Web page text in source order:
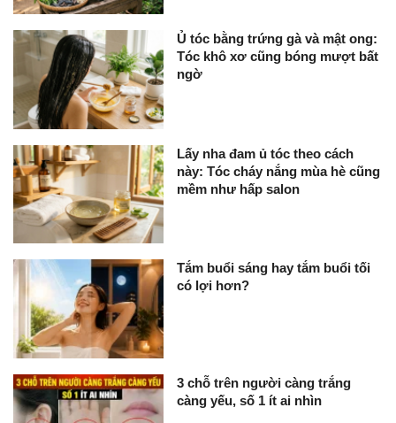
Ủ tóc bằng trứng gà và mật ong:
Tóc khô xơ cũng bóng mượt bất
ngờ
Lấy nha đam ủ tóc theo cách
này: Tóc cháy nắng mùa hè cũng
mềm như hấp salon
Tắm buổi sáng hay tắm buổi tối
có lợi hơn?
3 chỗ trên người càng trắng
càng yếu, số 1 ít ai nhìn